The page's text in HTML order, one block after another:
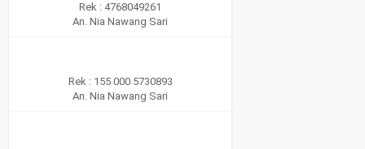
Rek : 4768049261
An. Nia Nawang Sari
Rek : 155 000 5730893
An. Nia Nawang Sari